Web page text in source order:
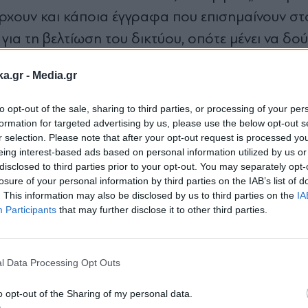
- Media.gr
opt-out of the sale, sharing to third parties, or processing of your
for targeted advertising by us, please use the below opt-out
selection. Please note that after your opt-out request is processed
interest-based ads based on personal information utilized by us
to third parties prior to your opt-out. You may separately
of your personal information by third parties on the IAB’s list of
This information may also be disclosed by us to third parties on the
Participants that may further disclose it to other third parties.
Data Processing Opt Outs
opt-out of the Sharing of my personal data.
και κάποια έγγραφα που επισημαίνουν
τη βελτίωση του δικτύου, οπότε μένει να
λεφτά δόθηκαν στο δίκτυο και περισσότερες
ποια θα είναι τελικά η ποινική
θα σταθεί εμπόδιο στη Δικαιοσύνη και θα
περίπτωση δεν σημαίνει ότι θα
αντιπολίτευση για μικροκομματικούς λόγους.
είναι οι απλές καταθέσεις διευθυντών
στοιχεία.
ξεφυλλίζουν την ογκώδη αυτή δικογραφία
και η Κομνηνάκα από το ΚΚΕ. Σε καμία
newsletter